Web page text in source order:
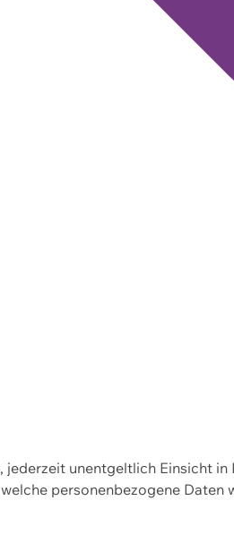
jederzeit unentgeltlich Einsicht
personenbezogene